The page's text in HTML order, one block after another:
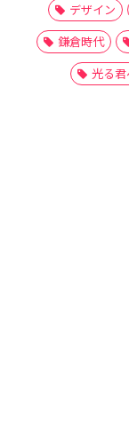
デザイン
鎌倉時代
光る君